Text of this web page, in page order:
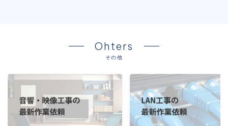
電話工事
音響・映像設備工事
保守メンテナンス代行
Ohters
その他